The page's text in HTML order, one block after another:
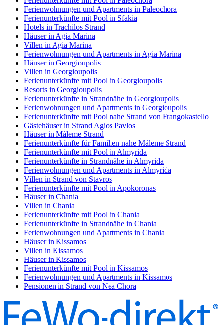
Ferienwohnungen und Apartments in Paleochora
Ferienunterkünfte mit Pool in Sfakia
Hotels in Trachilos Strand
Häuser in Agia Marina
Villen in Agia Marina
Ferienwohnungen und Apartments in Agia Marina
Häuser in Georgioupolis
Villen in Georgioupolis
Ferienunterkünfte mit Pool in Georgioupolis
Resorts in Georgioupolis
Ferienunterkünfte in Strandnähe in Georgioupolis
Ferienwohnungen und Apartments in Georgioupolis
Ferienunterkünfte mit Pool nahe Strand von Frangokastello
Gästehäuser in Strand Agios Pavlos
Häuser in Máleme Strand
Ferienunterkünfte für Familien nahe Máleme Strand
Ferienunterkünfte mit Pool in Almyrida
Ferienunterkünfte in Strandnähe in Almyrida
Ferienwohnungen und Apartments in Almyrida
Villen in Strand von Stavros
Ferienunterkünfte mit Pool in Apokoronas
Häuser in Chania
Villen in Chania
Ferienunterkünfte mit Pool in Chania
Ferienunterkünfte in Strandnähe in Chania
Ferienwohnungen und Apartments in Chania
Häuser in Kissamos
Villen in Kissamos
Häuser in Kissamos
Ferienunterkünfte mit Pool in Kissamos
Ferienwohnungen und Apartments in Kissamos
Pensionen in Strand von Nea Chora